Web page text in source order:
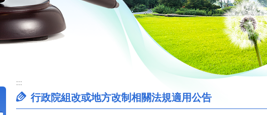
:::
行政院組改或地方改制相關法規適用公告